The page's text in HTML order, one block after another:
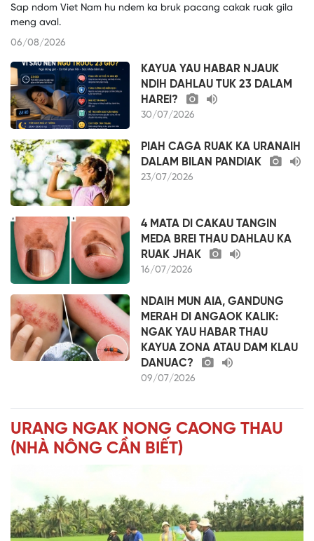
Sap ndom Viet Nam hu ndem ka bruk pacang cakak ruak gila
meng aval.
06/08/2026
KAYUA YAU HABAR NJAUK
NDIH DAHLAU TUK 23 DALAM
HAREI?
30/07/2026
PIAH CAGA RUAK KA URANAIH
DALAM BILAN PANDIAK
23/07/2026
4 MATA DI CAKAU TANGIN
MEDA BREI THAU DAHLAU KA
RUAK JHAK
16/07/2026
NDAIH MUN AIA, GANDUNG
MERAH DI ANGAOK KALIK:
NGAK YAU HABAR THAU
KAYUA ZONA ATAU DAM KLAU
DANUAC?
09/07/2026
URANG NGAK NONG CAONG THAU
(NHÀ NÔNG CẦN BIẾT)